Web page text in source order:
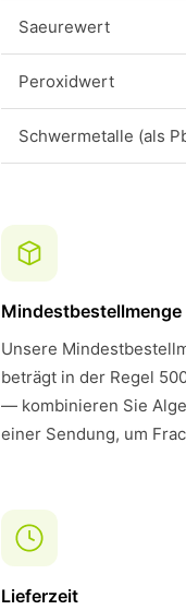
Saeurewert
Peroxidwert
Schwermetalle (als
Mindestbestellmenge
Unsere
beträgt in der Regel
— kombinieren Sie
einer Sendung, um
Lieferzeit